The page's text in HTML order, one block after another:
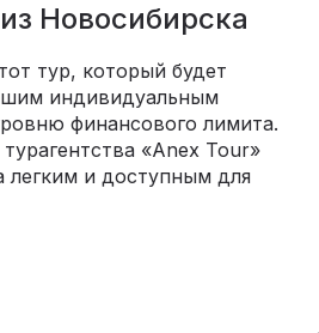
Новосибирска
тур, который будет
индивидуальным
финансового лимита.
«Anex Tour»
легким и доступным для